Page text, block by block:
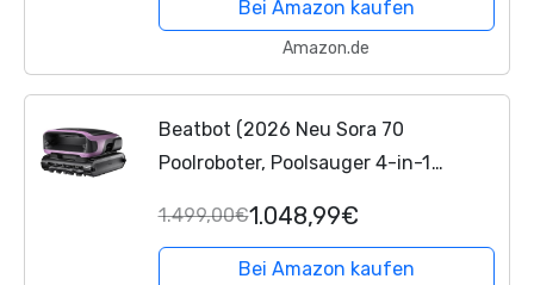
mAh,...
Bei Amazon kaufen
Amazon.de
Beatbot (2026 Neu Sora 70
Poolroboter, Poolsauger 4-in-1
smartes Parken an der Oberfläche, 6L
Fassungsvermögen, Akku mit...
1.499,00€1.048,99€
Bei Amazon kaufen